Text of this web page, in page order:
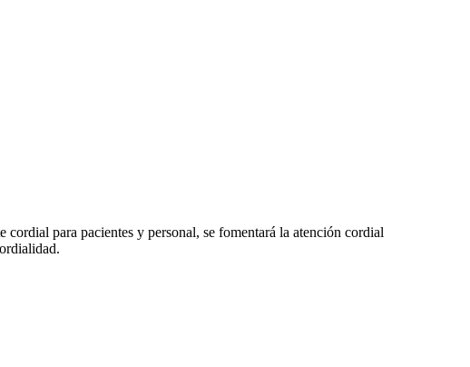
para pacientes y personal, se fomentará la atención cordial